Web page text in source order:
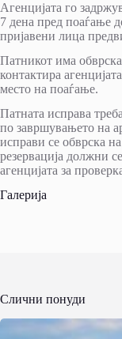
Агенцијата го
7 дена пред поаѓање
пријавени лица
Патникот има
контактира
место на поаѓање.
Патната исправа
по завршувањето на
исправи се обврска
резервација должни
агенцијата за
Галерија
Слични понуди